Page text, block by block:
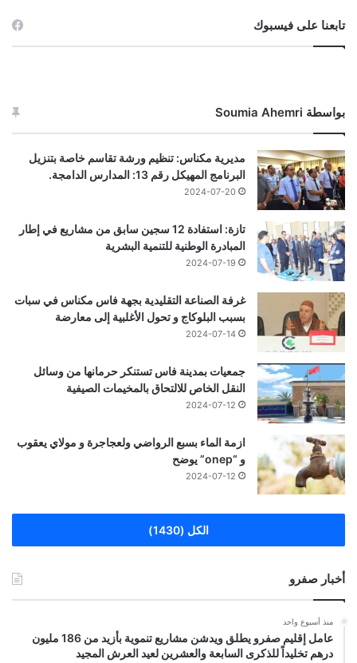
تابعنا على فيسبوك
بواسطة Soumia Ahemri
مديرية مكناس: تنظيم ورشة تقاسم خاصة بتنزيل
البرنامج المهيكل رقم 13: المدارس الدامجة.
2024-07-20
تازة: استفادة 12 سجين سابق من مشاريع في إطار
المبادرة الوطنية للتنمية البشرية
2024-07-19
غرفة الصناعة التقليدية بجهة فاس مكناس في سبات
بسبب البلوكاج و تحول الأغلبية إلى معارضة
2024-07-14
جمعيات بمدينة فاس تستنكر حرمانها من وسائل
النقل الخاص للالتحاق بالمخيمات الصيفية
2024-07-12
ازمة الماء بسبع الرواضي ولعجاجرة و مولاي يعقوب
و “onep” يوضح
2024-07-12
الكل (1430)
أخبار صفرو
منذ أسبوع واحد
عامل إقليم صفرو يطلق ويدشن مشاريع تنموية بأزيد من 186 مليون
درهم تخليداً للذكرى السابعة والعشرين لعيد العرش المجيد